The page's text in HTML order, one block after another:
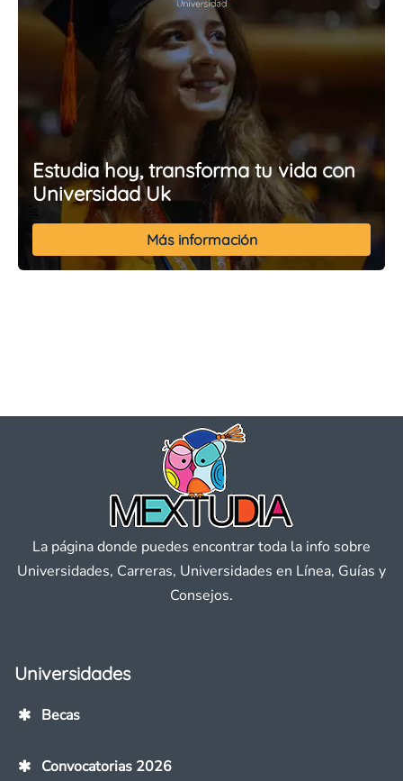
Estudia hoy, transforma tu vida con
Universidad Uk
Más información
La página donde puedes encontrar toda la info sobre
Universidades, Carreras, Universidades en Línea, Guías y
Consejos.
Universidades
Becas
Convocatorias 2026